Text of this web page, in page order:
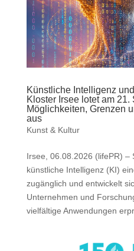
Künstliche Intelligenz
Kloster Irsee lotet am 21.
Möglichkeiten, Grenzen
aus
Kunst & Kultur
Irsee, 06.08.2026 (lifePR) –
künstliche Intelligenz (KI)
zugänglich und entwickelt
Unternehmen und
vielfältige Anwendungen